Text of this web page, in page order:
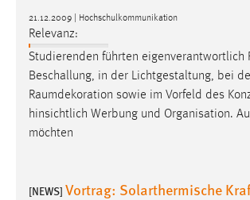
21.12.2009 | Hochschulkommunikation
Relevanz:
Studierenden führten eigenverantwortlich
Beschallung, in der Lichtgestaltung, bei
Raumdekoration sowie im Vorfeld des
hinsichtlich Werbung und Organisation.
möchten
[NEWS] Vortrag: Solarthermische
Performance
Name:
Zweck:
Für performante Seitenauslieferung wird in
gespeichert, ob man eingeloggt ist.